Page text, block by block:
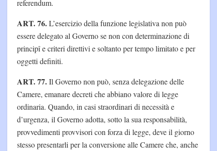
referendum.
ART. 76.L’esercizio della funzione legislativa non può
essere delegato al Governo se non con determinazione di
principî e criteri direttivi e soltanto per tempo limitato e per
oggetti definiti.
ART. 77.Il Governo non può, senza delegazione delle
Camere, emanare decreti che abbiano valore di legge
ordinaria. Quando, in casi straordinari di necessità e
d’urgenza, il Governo adotta, sotto la sua responsabilità,
provvedimenti provvisori con forza di legge, deve il giorno
stesso presentarli per la conversione alle Camere che, anche